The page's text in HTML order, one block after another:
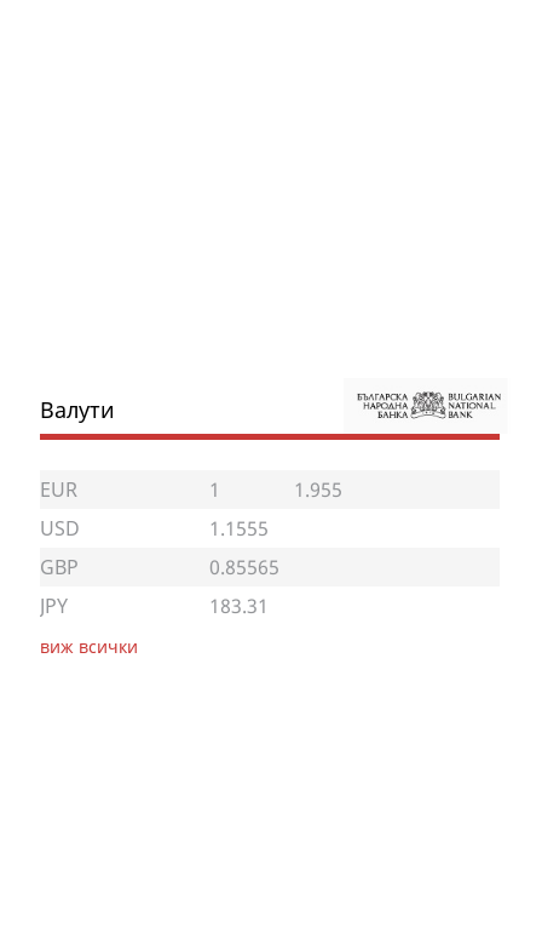
Валути
EUR 1
1.955
USD
1.1555
GBP
0.85565
JPY
183.31
виж всички